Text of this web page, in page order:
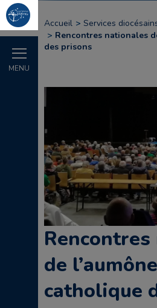
MENU
Accueil Services
Rencontres nationales
des prisons
de
catholique